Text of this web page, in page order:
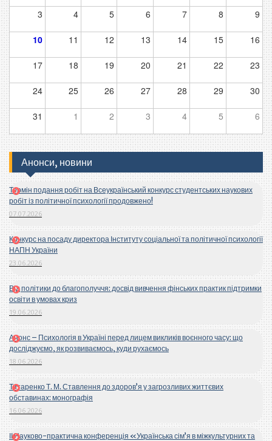
3 4 5 6 7 8 9
10 11 12 13 14 15 16
17 18 19 20 21 22 23
24 25 26 27 28 29 30
31 1 2 3 4 5 6
Анонси, новини
Термін подання робіт на Всеукраїнський конкурс студентських наукових
робіт із політичної психології продовжено!
07.07.2026
Конкурс на посаду директора Інституту соціальної та політичної психології
НАПН України
23.06.2026
Від політики до благополуччя: досвід вивчення фінських практик підтримки
освіти в умовах криз
19.06.2026
Анонс – Психологія в Україні перед лицем викликів воєнного часу: що
досліджуємо, як розвиваємось, куди рухаємось
18.06.2026
Титаренко Т. М. Ставлення до здоров’я у загрозливих життєвих
обставинах: монографія
16.06.2026
ІІ Науково-практична конференція «Українська сім’я в міжкультурних та